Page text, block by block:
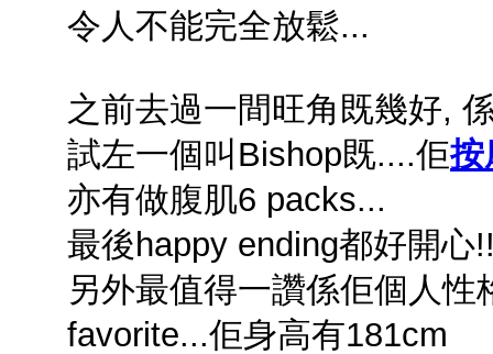
令人不能完全放鬆...
之前去過一間旺角既幾好,
試左一個叫Bishop既....佢按
亦有做腹肌6 packs...
最後happy ending都好開心
另外最值得一讚係佢個人
favorite...佢身高有181cm